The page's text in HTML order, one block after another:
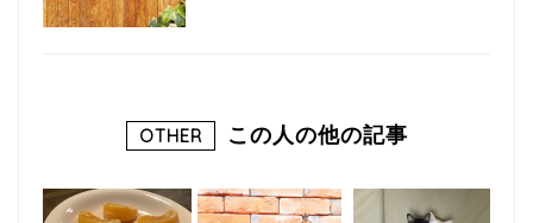
OTHER この人の他の記事